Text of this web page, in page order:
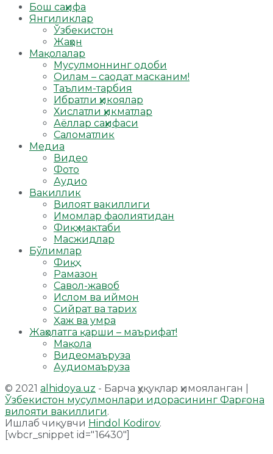
Бош саҳифа
Янгиликлар
Ўзбекистон
Жаҳон
Мақолалар
Мусулмоннинг одоби
Оилам – саодат масканим!
Таълим-тарбия
Ибратли ҳикоялар
Хислатли ҳикматлар
Аёллар саҳифаси
Саломатлик
Медиа
Видео
Фото
Аудио
Вакиллик
Вилоят вакиллиги
Имомлар фаолиятидан
Фиқҳ мактаби
Масжидлар
Бўлимлар
Фиқҳ
Рамазон
Савол-жавоб
Ислом ва иймон
Сийрат ва тарих
Ҳаж ва умра
Жаҳолатга қарши – маърифат!
Мақола
Видеомаъруза
Аудиомаъруза
© 2021 alhidoya.uz - Барча ҳуқуқлар ҳимояланган |
Ўзбекистон мусулмонлари идорасининг Фарғона
вилояти вакиллиги.
Ишлаб чиқувчи Hindol Kodirov.
[wbcr_snippet id="16430"]